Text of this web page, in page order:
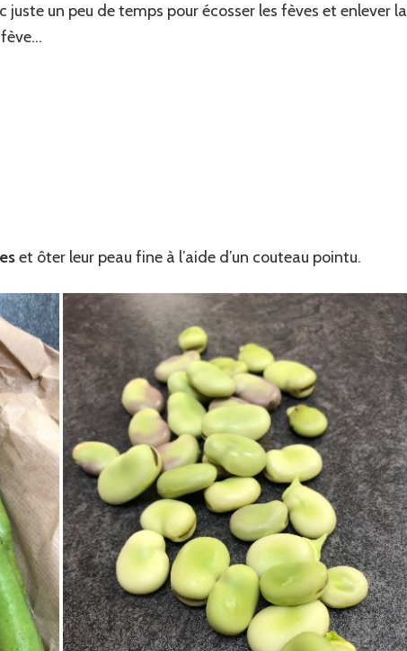
un peu de temps pour écosser les fèves et enlever la
et ôter leur peau fine à l’aide d’un couteau pointu.